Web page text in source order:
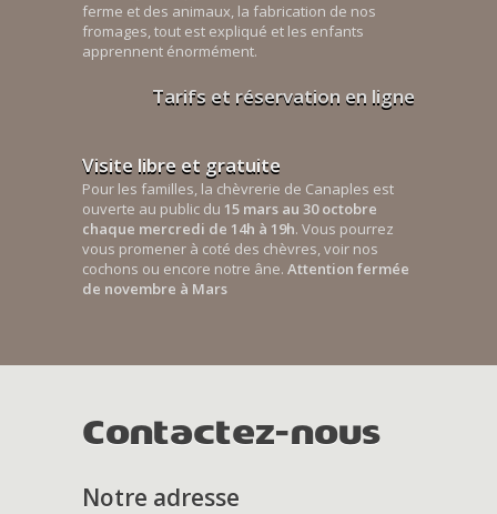
ferme et des animaux, la fabrication de nos
fromages, tout est expliqué et les enfants
apprennent énormément.
Tarifs et réservation en ligne
Visite libre et gratuite
Pour les familles, la chèvrerie de Canaples est
ouverte au public du 15 mars au 30 octobre
chaque mercredi de 14h à 19h. Vous pourrez
vous promener à coté des chèvres, voir nos
cochons ou encore notre âne. Attention fermée
de novembre à Mars
Contactez-nous
Notre adresse